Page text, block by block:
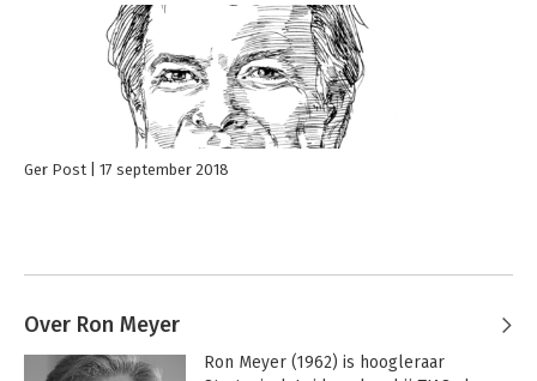
Ger Post 17 september 2018
Over Ron Meyer
Ron Meyer (1962) is hoogleraar